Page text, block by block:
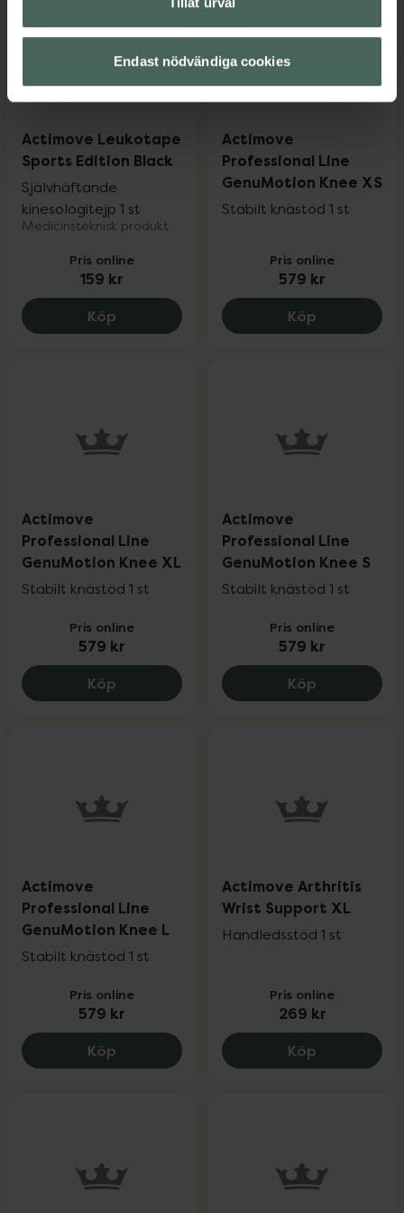
Endast nödvändiga cookies
Actimove Leukotape
Sports Edition Black
Självhäftande
kinesologitejp 1 st
Medicinsteknisk produkt
Pris online
159 kr
Köp Actimove Leukotape Sports Edition
Actimove
Professional Line
GenuMotion Knee XS
Stabilt knästöd 1 st
Pris online
579 kr
Köp Actimove
Actimove
Professional Line
GenuMotion Knee XL
Stabilt knästöd 1 st
Pris online
579 kr
Köp Actimove Professional Line
Actimove
Professional Line
GenuMotion Knee S
Stabilt knästöd 1 st
Pris online
579 kr
Köp Actimove
Actimove
Professional Line
GenuMotion Knee L
Stabilt knästöd 1 st
Pris online
579 kr
Köp Actimove Professional Line
Actimove Arthritis
Wrist Support XL
Handledsstöd 1 st
Pris online
269 kr
Köp Actimove